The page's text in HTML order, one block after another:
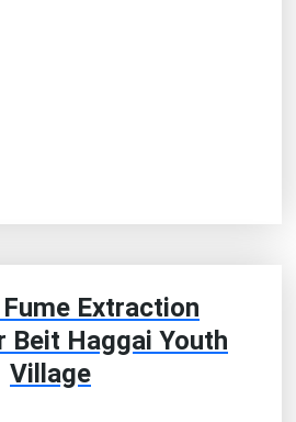
Extraction
Beit Haggai Youth
Village